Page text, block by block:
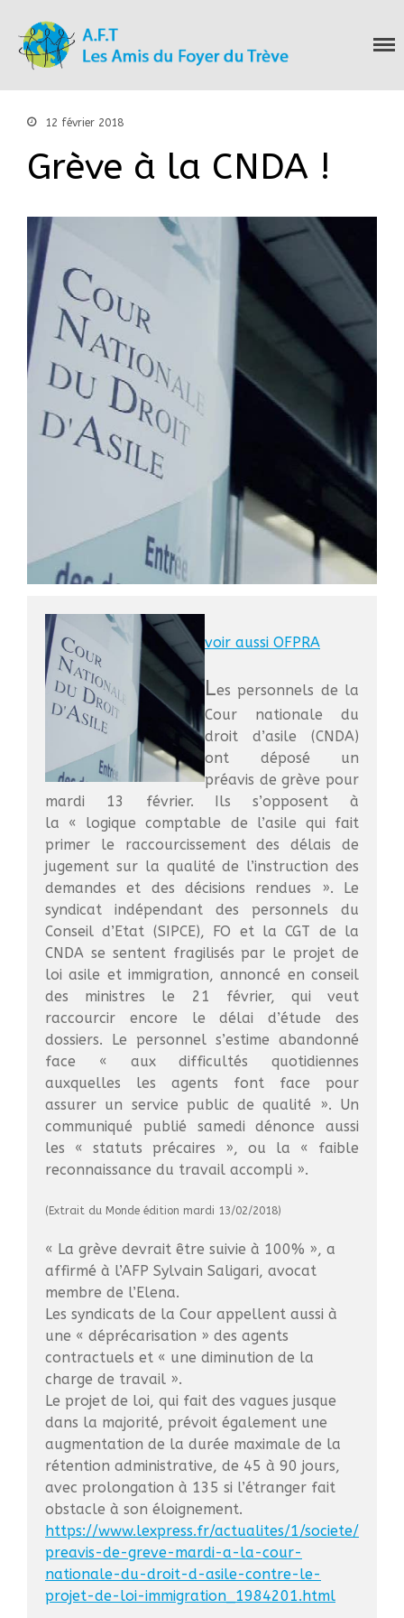
Accueil
Nos actions
S’informer
Actualités
Documentation
Droit d’Asile
Hébergement​
Langue Française
Liens
Agir
Devenir bénévole
Faire un don
Nous contacter
Nous connaitre
Nos actions
Nous contacter
S’informer
Actualités
Documentation
Droit d’Asile
Hébergement​
Langue Française
Naturalisation
Pays
Santé
Bibliographie
Liens
Agir
Devenir bénévole
Faire un don
Nous contacter
CR Réunion du 19 juin 2023
internationale des réfugies
AFT CR de la réunion du 25
Assemblée générale du 29
mars 2023
Les Amis du Foyer
12 février 2018
Grève à la CNDA !
voir aussi OFPRA
Les personnels de la
Cour nationale du
droit d’asile (CNDA)
ont déposé un
préavis de grève pour
mardi 13 février. Ils s’opposent à
la « logique comptable de l’asile qui fait
primer le raccourcissement des délais de
jugement sur la qualité de l’instruction des
demandes et des décisions rendues ». Le
syndicat indépendant des personnels du
Conseil d’Etat (SIPCE), FO et la CGT de la
CNDA se sentent fragilisés par le projet de
loi asile et immigration, annoncé en conseil
des ministres le 21 février, qui veut
raccourcir encore le délai d’étude des
dossiers. Le personnel s’estime abandonné
face « aux difficultés quotidiennes
auxquelles les agents font face pour
assurer un service public de qualité ». Un
communiqué publié samedi dénonce aussi
les « statuts précaires », ou la « faible
reconnaissance du travail accompli ».
(Extrait du Monde édition mardi 13/02/2018)
« La grève devrait être suivie à 100% », a
affirmé à l’AFP Sylvain Saligari, avocat
membre de l’Elena.
Les syndicats de la Cour appellent aussi à
une « déprécarisation » des agents
contractuels et « une diminution de la
charge de travail ».
Le projet de loi, qui fait des vagues jusque
dans la majorité, prévoit également une
augmentation de la durée maximale de la
rétention administrative, de 45 à 90 jours,
avec prolongation à 135 si l’étranger fait
obstacle à son éloignement.
https://www.lexpress.fr/actualites/1/societe/
preavis-de-greve-mardi-a-la-cour-
nationale-du-droit-d-asile-contre-le-
projet-de-loi-immigration_1984201.html